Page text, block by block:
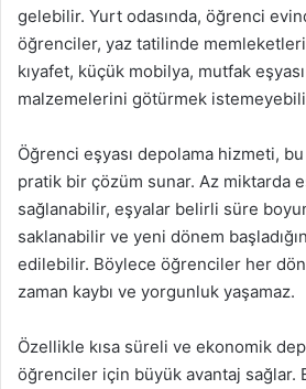
gelebilir. Yurt odasında, öğrenci
öğrenciler, yaz tatilinde
kıyafet, küçük mobilya, mutfak
malzemelerini götürmek
Öğrenci eşyası depolama hizmeti,
pratik bir çözüm sunar. Az miktarda
sağlanabilir, eşyalar belirli süre
saklanabilir ve yeni dönem
edilebilir. Böylece öğrenciler her
zaman kaybı ve yorgunluk yaşamaz.
Özellikle kısa süreli ve ekonomik
öğrenciler için büyük avantaj sağlar.